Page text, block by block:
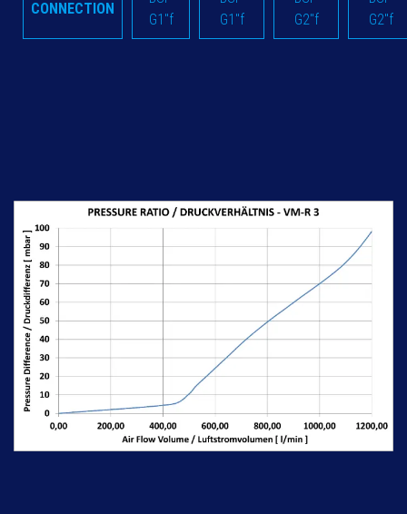
CONNECTION
G1"f
G1"f
G2"f
G2"f